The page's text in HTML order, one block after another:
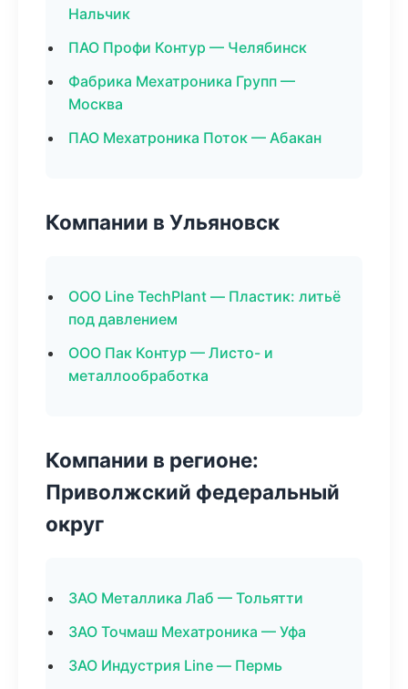
Нальчик
ПАО Профи Контур — Челябинск
Фабрика Мехатроника Групп —
Москва
ПАО Мехатроника Поток — Абакан
Компании в Ульяновск
ООО Line TechPlant — Пластик: литьё
под давлением
ООО Пак Контур — Листо- и
металлообработка
Компании в регионе:
Приволжский федеральный
округ
ЗАО Металлика Лаб — Тольятти
ЗАО Точмаш Мехатроника — Уфа
ЗАО Индустрия Line — Пермь